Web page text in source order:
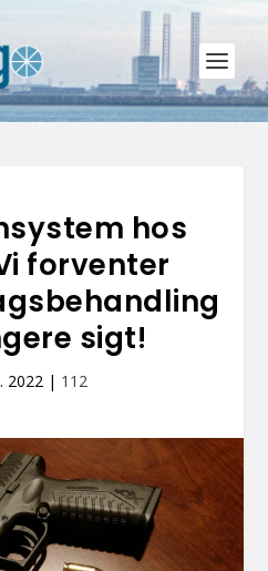
hos
forventer
sigt!
2022 | 112